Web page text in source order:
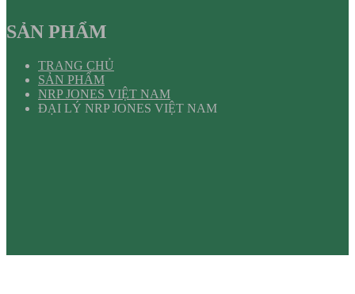
SẢN PHẨM
TRANG CHỦ
SẢN PHẨM
NRP JONES VIỆT NAM
ĐẠI LÝ NRP JONES VIỆT NAM